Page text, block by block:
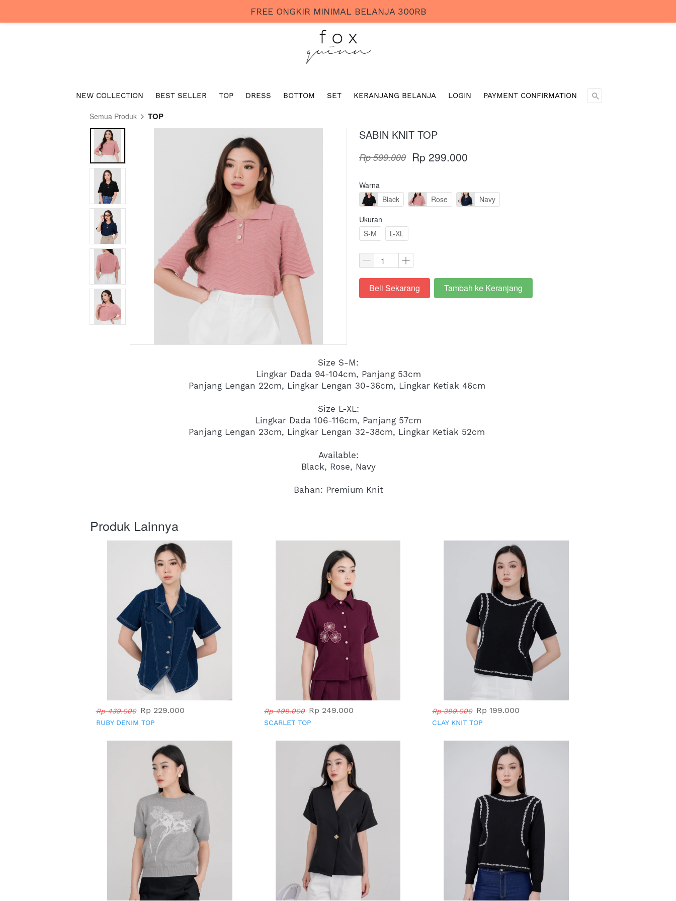
NEW COLLECTION BEST SELLER TOP DRESS BOTTOM SET KERANJANG BELANJA LOGIN PAYMENT CONFIRMATION
Semua Produk TOP
SABIN KNIT TOP
Rp 599.000 Rp 299.000
Warna
Black
Rose
Navy
Ukuran
S-M
L-XL
`Beli Sekarang `
Tambah ke Keranjang
Size S-M:
Lingkar Dada 94-104cm, Panjang 53cm
Panjang Lengan 22cm, Lingkar Lengan 30-36cm, Lingkar Ketiak 46cm
Size L-XL:
Lingkar Dada 106-116cm, Panjang 57cm
Panjang Lengan 23cm, Lingkar Lengan 32-38cm, Lingkar Ketiak 52cm
Available:
Black, Rose, Navy
Bahan: Premium Knit
Produk Lainnya
Rp 439.000 Rp 229.000
RUBY DENIM TOP
Rp 499.000 Rp 249.000
SCARLET TOP
Rp 399.000 Rp 199.000
CLAY KNIT TOP
FREE ONGKIR MINIMAL BELANJA 300RB